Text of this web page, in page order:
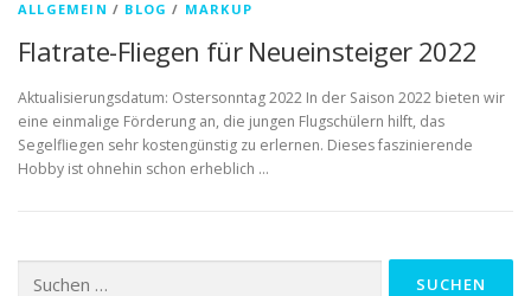
ALLGEMEIN / BLOG / MARKUP
Flatrate-Fliegen für Neueinsteiger 2022
Aktualisierungsdatum: Ostersonntag 2022 In der Saison 2022 bieten wir
eine einmalige Förderung an, die jungen Flugschülern hilft, das
Segelfliegen sehr kostengünstig zu erlernen. Dieses faszinierende
Hobby ist ohnehin schon erheblich …